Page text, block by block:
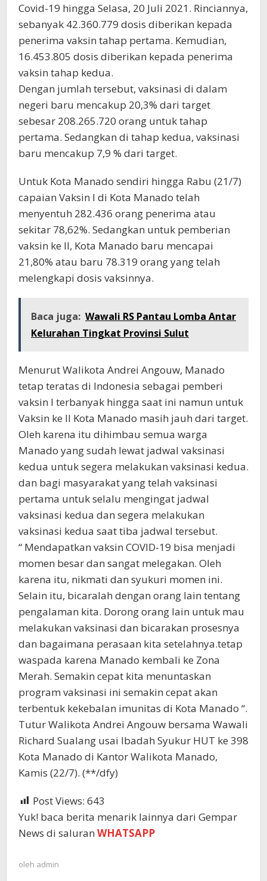
Covid-19 hingga Selasa, 20 Juli 2021. Rinciannya,
sebanyak 42.360.779 dosis diberikan kepada
penerima vaksin tahap pertama. Kemudian,
16.453.805 dosis diberikan kepada penerima
vaksin tahap kedua.
Dengan jumlah tersebut, vaksinasi di dalam
negeri baru mencakup 20,3% dari target
sebesar 208.265.720 orang untuk tahap
pertama. Sedangkan di tahap kedua, vaksinasi
baru mencakup 7,9 % dari target.
Untuk Kota Manado sendiri hingga Rabu (21/7)
capaian Vaksin I di Kota Manado telah
menyentuh 282.436 orang penerima atau
sekitar 78,62%. Sedangkan untuk pemberian
vaksin ke II, Kota Manado baru mencapai
21,80% atau baru 78.319 orang yang telah
melengkapi dosis vaksinnya.
Baca juga: Wawali RS Pantau Lomba Antar
Kelurahan Tingkat Provinsi Sulut
Menurut Walikota Andrei Angouw, Manado
tetap teratas di Indonesia sebagai pemberi
vaksin I terbanyak hingga saat ini namun untuk
Vaksin ke II Kota Manado masih jauh dari target.
Oleh karena itu dihimbau semua warga
Manado yang sudah lewat jadwal vaksinasi
kedua untuk segera melakukan vaksinasi kedua.
dan bagi masyarakat yang telah vaksinasi
pertama untuk selalu mengingat jadwal
vaksinasi kedua dan segera melakukan
vaksinasi kedua saat tiba jadwal tersebut.
“ Mendapatkan vaksin COVID-19 bisa menjadi
momen besar dan sangat melegakan. Oleh
karena itu, nikmati dan syukuri momen ini.
Selain itu, bicaralah dengan orang lain tentang
pengalaman kita. Dorong orang lain untuk mau
melakukan vaksinasi dan bicarakan prosesnya
dan bagaimana perasaan kita setelahnya.tetap
waspada karena Manado kembali ke Zona
Merah. Semakin cepat kita menuntaskan
program vaksinasi ini semakin cepat akan
terbentuk kekebalan imunitas di Kota Manado “.
Tutur Walikota Andrei Angouw bersama Wawali
Richard Sualang usai Ibadah Syukur HUT ke 398
Kota Manado di Kantor Walikota Manado,
Kamis (22/7). (**/dfy)
Post Views: 643
Yuk! baca berita menarik lainnya dari Gempar
News di saluran WHATSAPP
oleh admin